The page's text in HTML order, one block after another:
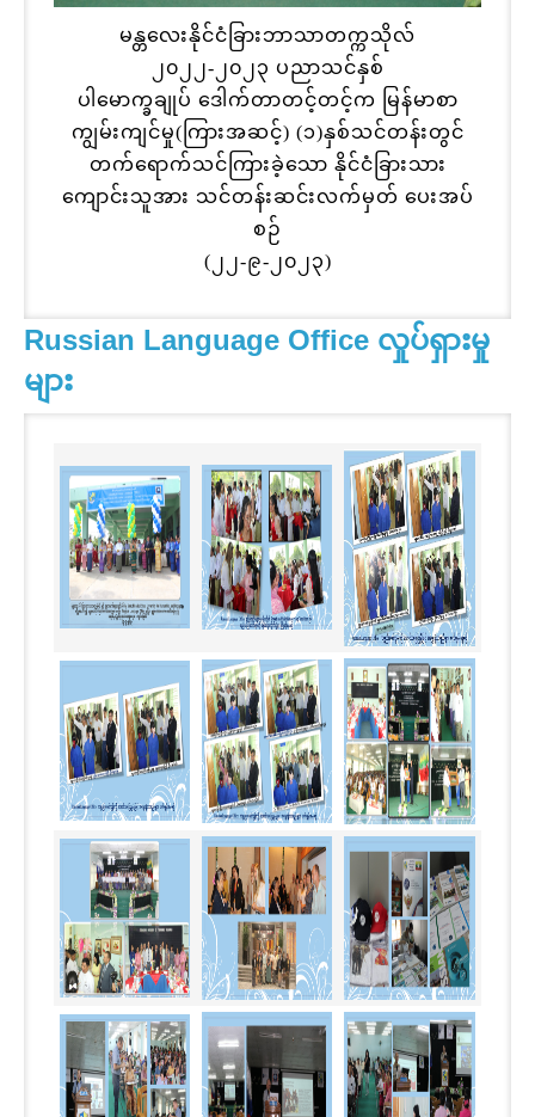
မန္တလေးနိုင်ငံခြားဘာသာတက္ကသိုလ်
၂၀၂၂-၂၀၂၃ ပညာသင်နှစ်
ပါမောက္ခချုပ် ဒေါက်တာတင့်တင့်က မြန်မာစာ
ကျွမ်းကျင်မှု(ကြားအဆင့်) (၁)နှစ်သင်တန်းတွင်
တက်ရောက်သင်ကြားခဲ့သော နိုင်ငံခြားသား
ကျောင်းသူအား သင်တန်းဆင်းလက်မှတ် ပေးအပ်
စဉ်
(၂၂-၉-၂၀၂၃)
Russian Language Office လှုပ်ရှားမှု
များ